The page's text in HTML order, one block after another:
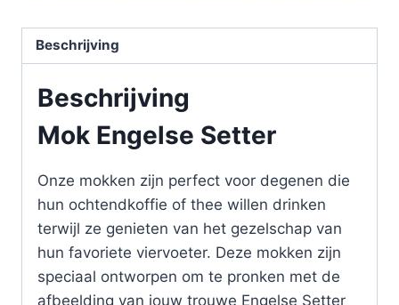
Beschrijving
Beschrijving
Mok Engelse Setter
Onze mokken zijn perfect voor degenen die
hun ochtendkoffie of thee willen drinken
terwijl ze genieten van het gezelschap van
hun favoriete viervoeter. Deze mokken zijn
speciaal ontworpen om te pronken met de
afbeelding van jouw trouwe Engelse Setter